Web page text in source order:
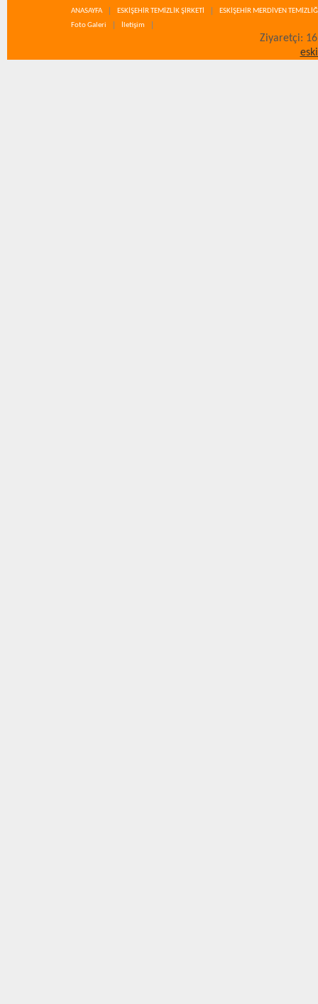
ANASAYFA ESKİŞEHİR TEMİZLİK ŞİRKETİ
ESKİŞEHİR MERDİVEN
Foto Galeri
İletişim
Ziyaretçi: